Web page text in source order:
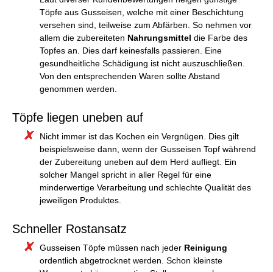
Töpfe aus Gusseisen, welche mit einer Beschichtung
versehen sind, teilweise zum Abfärben. So nehmen vor
allem die zubereiteten Nahrungsmittel die Farbe des
Topfes an. Dies darf keinesfalls passieren. Eine
gesundheitliche Schädigung ist nicht auszuschließen.
Von den entsprechenden Waren sollte Abstand
genommen werden.
Töpfe liegen uneben auf
Nicht immer ist das Kochen ein Vergnügen. Dies gilt
beispielsweise dann, wenn der Gusseisen Topf während
der Zubereitung uneben auf dem Herd aufliegt. Ein
solcher Mangel spricht in aller Regel für eine
minderwertige Verarbeitung und schlechte Qualität des
jeweiligen Produktes.
Schneller Rostansatz
Gusseisen Töpfe müssen nach jeder Reinigung
ordentlich abgetrocknet werden. Schon kleinste